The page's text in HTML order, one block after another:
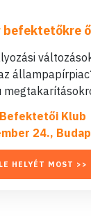
befektetőkre
Klub
24.,
HELYÉT MOST >>